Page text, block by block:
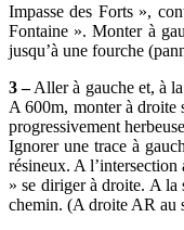
Impasse des Forts »,
Fontaine ». Monter à
jusqu’à une fourche
3 –Aller à gauche et, à
A 600m, monter à droite
progressivement
Ignorer une trace à
résineux. A
» se diriger à droite. A la
chemin. (A droite AR au